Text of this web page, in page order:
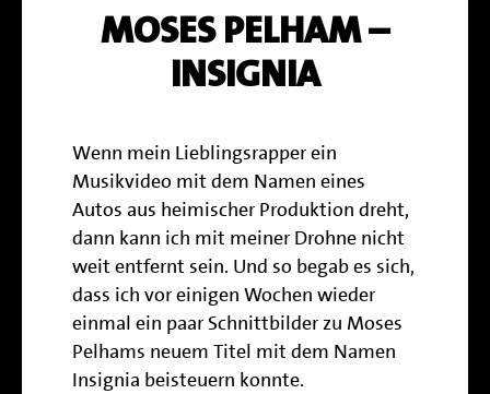
MOSES PELHAM –
INSIGNIA
Wenn mein Lieblingsrapper ein
Musikvideo mit dem Namen eines
Autos aus heimischer Produktion dreht,
dann kann ich mit meiner Drohne nicht
weit entfernt sein. Und so begab es sich,
dass ich vor einigen Wochen wieder
einmal ein paar Schnittbilder zu Moses
Pelhams neuem Titel mit dem Namen
Insignia beisteuern konnte.